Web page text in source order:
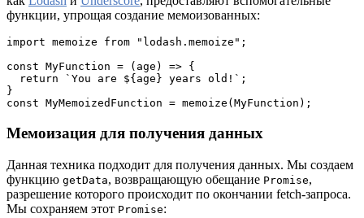
функции, упрощая создание мемоизованных:
import memoize from "lodash.memoize";
const MyFunction = (age) => {
}
const MyMemoizedFunction = memoize(MyFunction);
Мемоизация для получения данных
Данная техника подходит для получения данных. Мы создаем
функцию getData, возвращающую обещание Promise,
разрешение которого происходит по окончании fetch-запроса.
Мы сохраняем этот Promise: